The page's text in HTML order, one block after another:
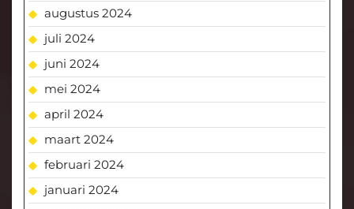
augustus 2024
juli 2024
juni 2024
mei 2024
april 2024
maart 2024
februari 2024
januari 2024